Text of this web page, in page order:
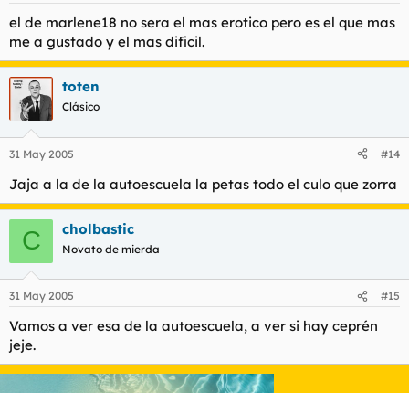
el de marlene18 no sera el mas erotico pero es el que mas
me a gustado y el mas dificil.
toten
Clásico
31 May 2005 #14
Jaja a la de la autoescuela la petas todo el culo que zorra
C cholbastic
Novato de mierda
31 May 2005 #15
Vamos a ver esa de la autoescuela, a ver si hay ceprén
jeje.